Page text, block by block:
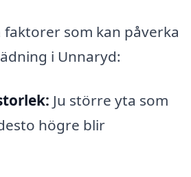
som kan påverka
i Unnaryd:
Ju större yta som
högre blir